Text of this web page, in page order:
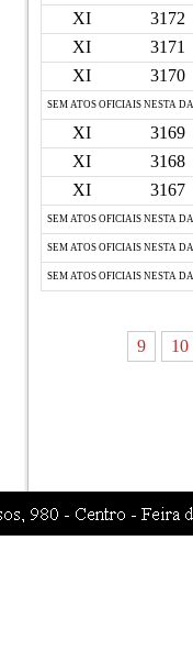
XI
3172
XI
3171
XI
3170
SEM ATOS OFICIAIS NESTA
XI
3169
XI
3168
XI
3167
SEM ATOS OFICIAIS NESTA
SEM ATOS OFICIAIS NESTA
SEM ATOS OFICIAIS NESTA
9 10